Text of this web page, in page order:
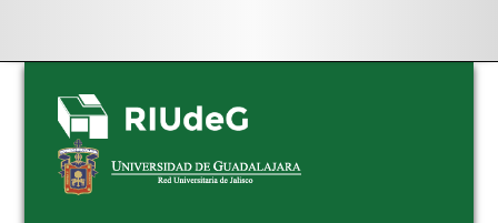
Skip
navigation